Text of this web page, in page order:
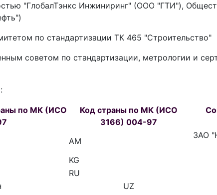
"ГлобалТэнкс Инжиниринг" (ООО "ГТИ"),
по стандартизации ТК 465 "Строительство"
советом по стандартизации, метрологии и
по МК (ИСО
Код страны по МК (ИСО
3166) 004-97
AM
ЗАО
KG
RU
UZ